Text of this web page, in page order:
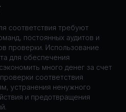
соответствия требуют
постоянных аудитов и
проверки. Использование
для обеспечения
много денег за счет
соответствия
устранения ненужного
и предотвращения